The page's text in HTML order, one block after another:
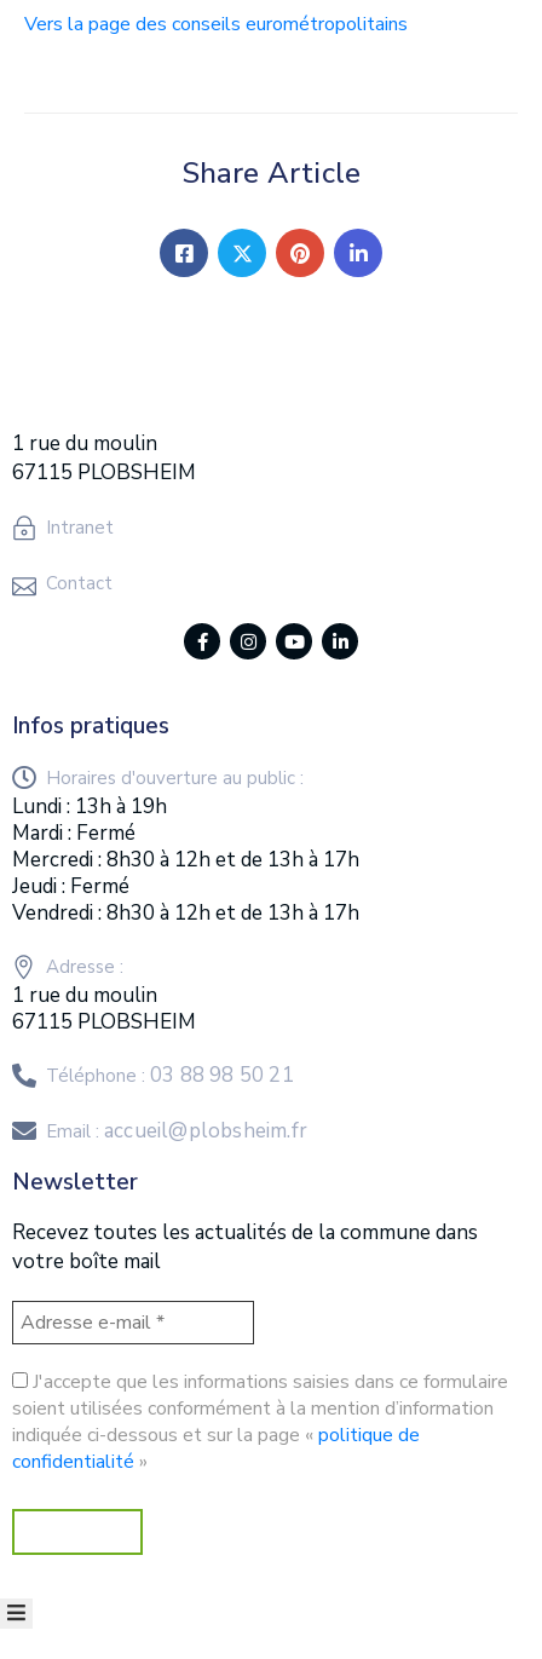
Vers la page des conseils eurométropolitains
Share Article
1 rue du moulin
67115 PLOBSHEIM
Intranet
Contact
Infos pratiques
Horaires d'ouverture au public :
Lundi : 13h à 19h
Mardi : Fermé
Mercredi : 8h30 à 12h et de 13h à 17h
Jeudi : Fermé
Vendredi : 8h30 à 12h et de 13h à 17h
Adresse :
1 rue du moulin
67115 PLOBSHEIM
Téléphone : 03 88 98 50 21
Email : accueil@plobsheim.fr
Newsletter
Recevez toutes les actualités de la commune dans
votre boîte mail
J'accepte que les informations saisies dans ce formulaire
soient utilisées conformément à la mention d’information
indiquée ci-dessous et sur la page «politique de
confidentialité »